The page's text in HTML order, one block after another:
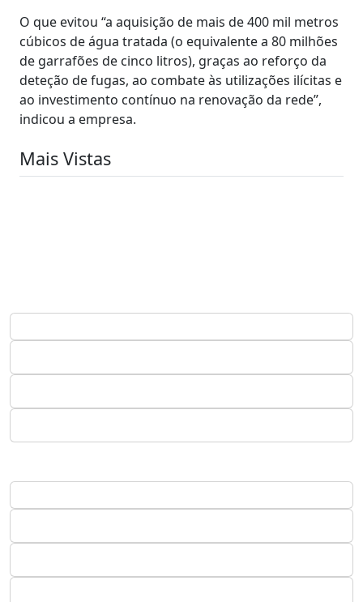
O que evitou “a aquisição de mais de 400 mil metros
cúbicos de água tratada (o equivalente a 80 milhões
de garrafões de cinco litros), graças ao reforço da
deteção de fugas, ao combate às utilizações ilícitas e
ao investimento contínuo na renovação da rede”,
indicou a empresa.
Mais Vistas